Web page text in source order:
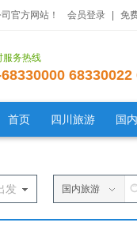
官方网站！ 会员登录 免
服务热线
68330022
首页 四川旅游 国
发 国内旅游